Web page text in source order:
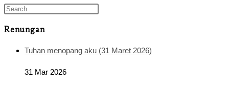
Renungan
Tuhan menopang aku (31 Maret 2026)
31 Mar 2026